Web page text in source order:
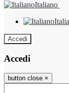
Italiano
Accedi
Accedi
button close ×